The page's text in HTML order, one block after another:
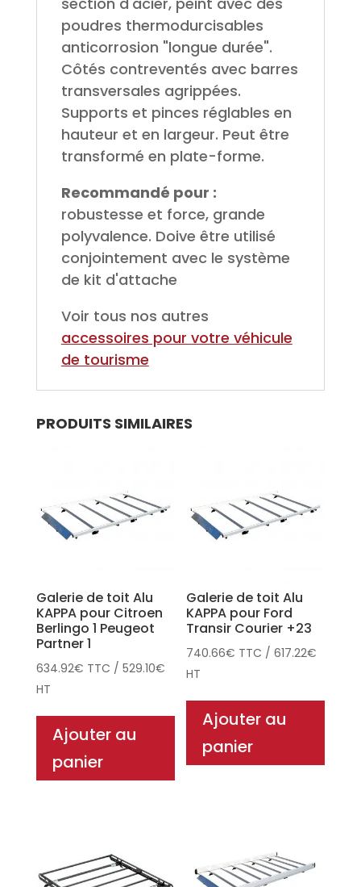
poudres thermodurcisables
anticorrosion "longue durée".
Côtés contreventés avec barres
transversales agrippées.
Supports et pinces réglables en
hauteur et en largeur. Peut être
transformé en plate-forme.
Recommandé pour :
robustesse et force, grande
polyvalence. Doive être utilisé
conjointement avec le système
de kit d'attache
Voir tous nos autres
accessoires pour votre véhicule
de tourisme
PRODUITS SIMILAIRES
Galerie de toit Alu
KAPPA pour Citroen
Berlingo 1 Peugeot
Partner 1
634.92€ TTC / 529.10€
HT
Ajouter au
panier
Galerie de toit Alu
KAPPA pour Ford
Transir Courier +23
740.66€ TTC /617.22€
HT
Ajouter au
panier